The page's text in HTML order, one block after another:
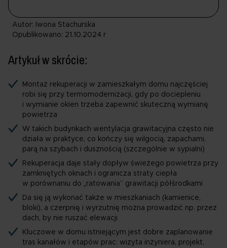
Autor: Iwona Stachurska
Opublikowano: 21.10.2024 r
Artykuł w skrócie:
Montaż rekuperacji w zamieszkałym domu najczęściej
robi się przy termomodernizacji, gdy po dociepleniu
i wymianie okien trzeba zapewnić skuteczną wymianę
powietrza
W takich budynkach wentylacja grawitacyjna często nie
działa w praktyce, co kończy się wilgocią, zapachami,
parą na szybach i dusznością (szczególnie w sypialni)
Rekuperacja daje stały dopływ świeżego powietrza przy
zamkniętych oknach i ogranicza straty ciepła
w porównaniu do „ratowania” grawitacji półśrodkami
Da się ją wykonać także w mieszkaniach (kamienice,
bloki), a czerpnię i wyrzutnię można prowadzić np. przez
dach, by nie ruszać elewacji
Kluczowe w domu istniejącym jest dobre zaplanowanie
tras kanałów i etapów prac: wizyta inżyniera, projekt,